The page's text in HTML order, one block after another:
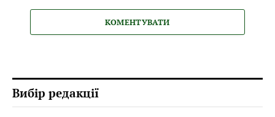
КОМЕНТУВАТИ
Вибір редакції